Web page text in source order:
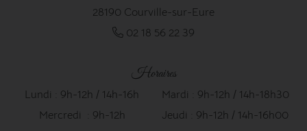
28190 Courville-sur-Eure
02 18 56 22 39
Horaires
Lundi : 9h-12h / 14h-16h
Mardi : 9h-12h / 14h-18h30
Mercredi : 9h-12h
Jeudi : 9h-12h / 14h-16h00